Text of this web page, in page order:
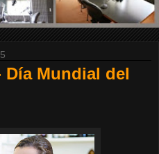
Día Mundial del